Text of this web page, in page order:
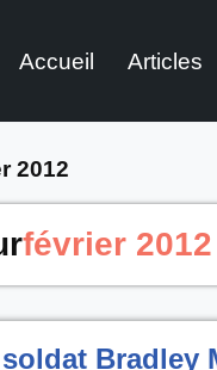
Accueil Articles
2012
février 2012
Bradley